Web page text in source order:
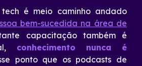
é meio caminho andado
bem-sucedida na área de
capacitação também é
conhecimento nunca é
ponto que os podcasts de